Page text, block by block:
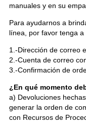
manuales y en su
Para ayudarnos a
línea, por favor tenga
1.-Dirección de correo
2.-Cuenta de correo
3.-Confirmación de
¿En qué momento
a) Devoluciones
generar la orden de
con Recursos de